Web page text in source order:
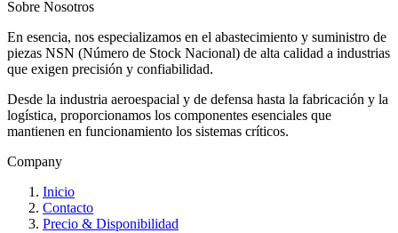
Sobre Nosotros
En esencia, nos especializamos en el abastecimiento y suministro de
piezas NSN (Número de Stock Nacional) de alta calidad a industrias
que exigen precisión y confiabilidad.
Desde la industria aeroespacial y de defensa hasta la fabricación y la
logística, proporcionamos los componentes esenciales que
mantienen en funcionamiento los sistemas críticos.
Company
Inicio
Contacto
Precio & Disponibilidad